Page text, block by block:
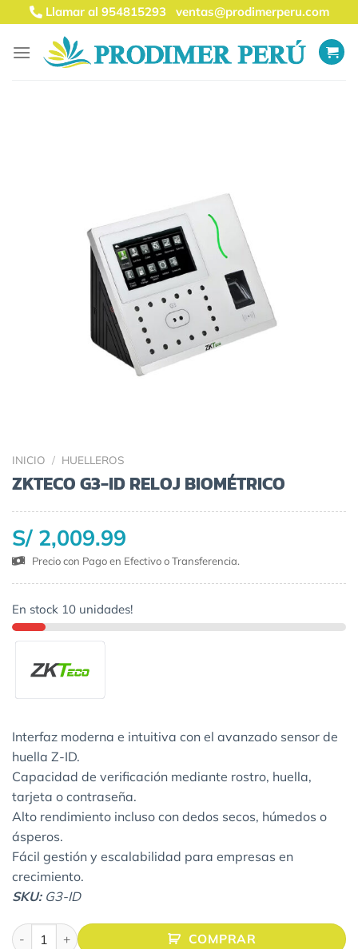
Saltar
al
contenido
Llamar al 954815293ventas@prodimerperu.com
INICIO / HUELLEROS
ZKTECO G3-ID RELOJ BIOMÉTRICO
S/ 2,009.99
Precio con Pago en Efectivo o Transferencia.
En stock 10 unidades!
Interfaz moderna e intuitiva con el avanzado sensor de
huella Z-ID.
Capacidad de verificación mediante rostro, huella,
tarjeta o contraseña.
Alto rendimiento incluso con dedos secos, húmedos o
ásperos.
Fácil gestión y escalabilidad para empresas en
crecimiento.
SKU: G3-ID
ZKTECO G3-ID RELOJ BIOMÉTRICO cantidad
COMPRAR